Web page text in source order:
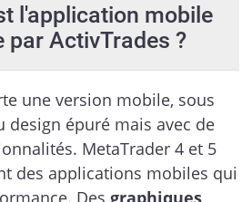
l'application mobile
par ActivTrades ?
une version mobile, sous
design épuré mais avec de
MetaTrader 4 et 5
des applications mobiles qui
Des graphiques